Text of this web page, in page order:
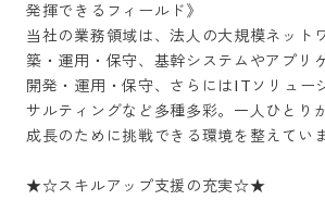
発揮できるフィールド》
当社の業務領域は、法人の大規模ネット
築・運用・保守、基幹システムやアプリ
開発・運用・保守、さらにはITソリュー
サルティングなど多種多彩。一人ひとり
成長のために挑戦できる環境を整えていま
★☆スキルアップ支援の充実☆★